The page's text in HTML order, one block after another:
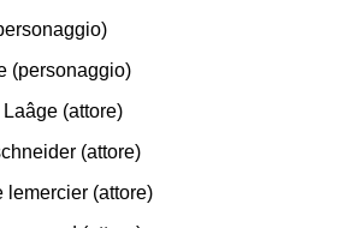
(personaggio)
Laâge (attore)
(attore)
lemercier (attore)